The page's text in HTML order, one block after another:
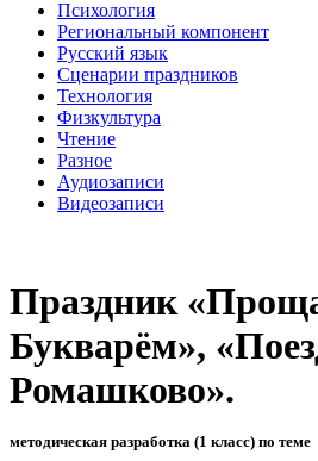
Психология
Региональный компонент
Русский язык
Сценарии праздников
Технология
Физкультура
Чтение
Разное
Аудиозаписи
Видеозаписи
Праздник
Букварём»,
Ромашково».
методическая разработка (1 класс) по теме